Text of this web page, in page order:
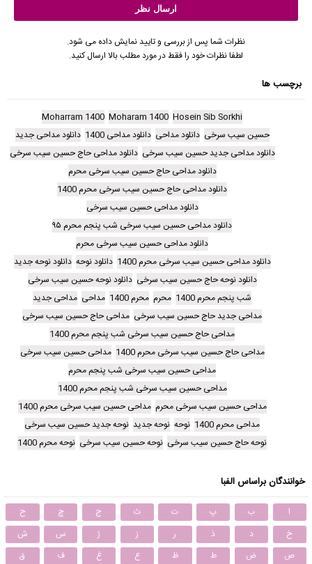
نظرات شما پس از بررسی و تایید نمایش داده می شود.
لطفا نظرات خود را فقط در مورد مطلب بالا ارسال کنید.
برچسب ها
Hosein Sib Sorkhi
Moharam 1400
Moharram 1400
حسین سیب سرخی دانلود مداحی دانلود مداحی 1400
دانلود مداحی جدید
دانلود مداحی جدید حسین سیب سرخی دانلود مداحی حاج حسین سیب سرخی
دانلود مداحی حاج حسین سیب سرخی محرم
دانلود مداحی حاج حسین سیب سرخی محرم 1400
دانلود مداحی حسین سیب سرخی
دانلود مداحی حسین سیب سرخی شب پنجم محرم ۹۵
دانلود مداحی حسین سیب سرخی محرم
دانلود مداحی حسین سیب سرخی محرم 1400
دانلود نوحه دانلود نوحه جدید
دانلود نوحه حاج حسین سیب سرخی دانلود نوحه حسین سیب سرخی
شب پنجم محرم 1400
محرم محرم 1400 مداحی مداحی جدید
مداحی جدید حاج حسین سیب سرخی مداحی حاج حسین سیب سرخی
مداحی حاج حسین سیب سرخی شب پنجم محرم 1400
مداحی حاج حسین سیب سرخی محرم 1400
مداحی حسین سیب سرخی
مداحی حسین سیب سرخی شب پنجم محرم
مداحی حسین سیب سرخی شب پنجم محرم 1400
مداحی حسین سیب سرخی محرم مداحی حسین سیب سرخی محرم 1400
مداحی محرم 1400
نوحه نوحه جدید نوحه جدید حسین سیب سرخی
نوحه حاج حسین سیب سرخی نوحه حسین سیب سرخی نوحه محرم 1400
خوانندگان براساس الفبا
ا ب پ ت ث ج چ
ح
خ
د ذ ر ز ژ س
ش
ص
ض ط ظ ع غ ف
ق